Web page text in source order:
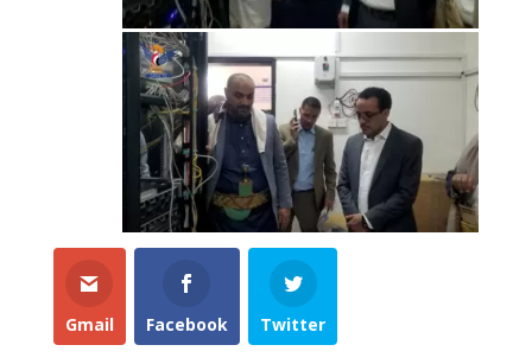
Gmail Facebook Twitter